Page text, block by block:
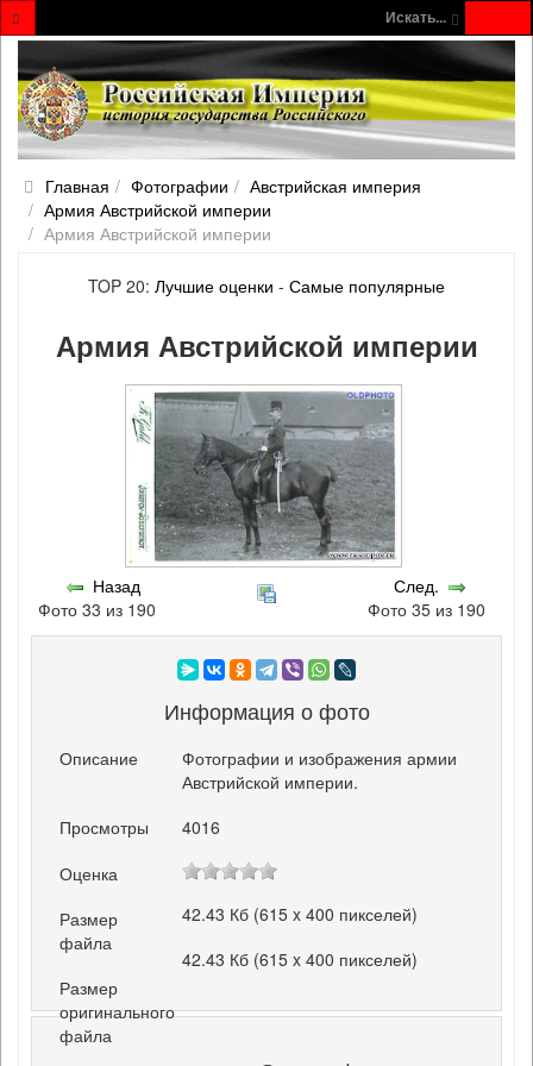
Искать...
Главная Фотографии
Австрийская империя
Армия Австрийской империи
Армия Австрийской империи
TOP 20: Лучшие оценки - Самые популярные
Армия Австрийской империи
Назад
Фото 33 из 190
След.
Фото 35 из 190
Информация о фото
Описание
Фотографии и изображения армии
Австрийской империи.
Просмотры
4016
Оценка
Размер
файла
42.43 Кб (615 x 400 пикселей)
Размер
оригинального
файла
42.43 Кб (615 x 400 пикселей)